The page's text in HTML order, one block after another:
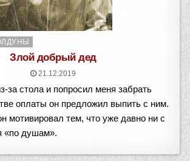
Злой добрый дед
21.12.2019
за стола и попросил меня забрать
оплаты он предложил выпить с ним.
мотивировал тем, что уже давно ни с
«по душам».